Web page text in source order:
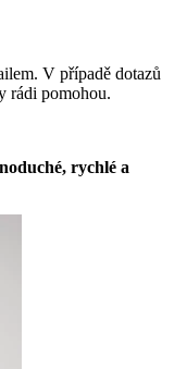
V případě dotazů
rádi pomohou.
rychlé a